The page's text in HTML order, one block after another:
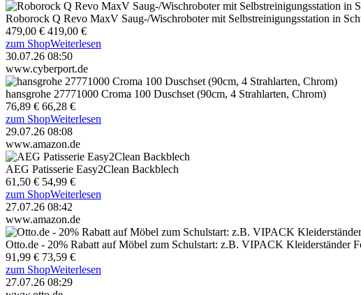
Roborock Q Revo MaxV Saug-/Wischroboter mit Selbstreinigungsstation in
479,00 € 419,00 €
zum ShopWeiterlesen
30.07.26 08:50
www.cyberport.de
hansgrohe 27771000 Croma 100 Duschset (90cm, 4 Strahlarten, Chrom)
76,89 € 66,28 €
zum ShopWeiterlesen
29.07.26 08:08
www.amazon.de
AEG Patisserie Easy2Clean Backblech
61,50 € 54,99 €
zum ShopWeiterlesen
27.07.26 08:42
www.amazon.de
Otto.de - 20% Rabatt auf Möbel zum Schulstart: z.B. VIPACK Kleiderständer
91,99 € 73,59 €
zum ShopWeiterlesen
27.07.26 08:29